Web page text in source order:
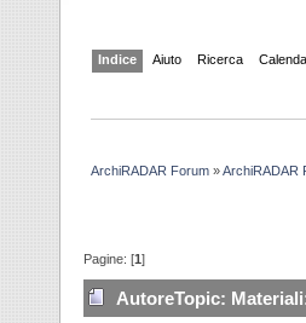
Indice Aiuto Ricerca
ArchiRADAR Forum »ArchiRADAR
Pagine: [1]
AutoreTopic: